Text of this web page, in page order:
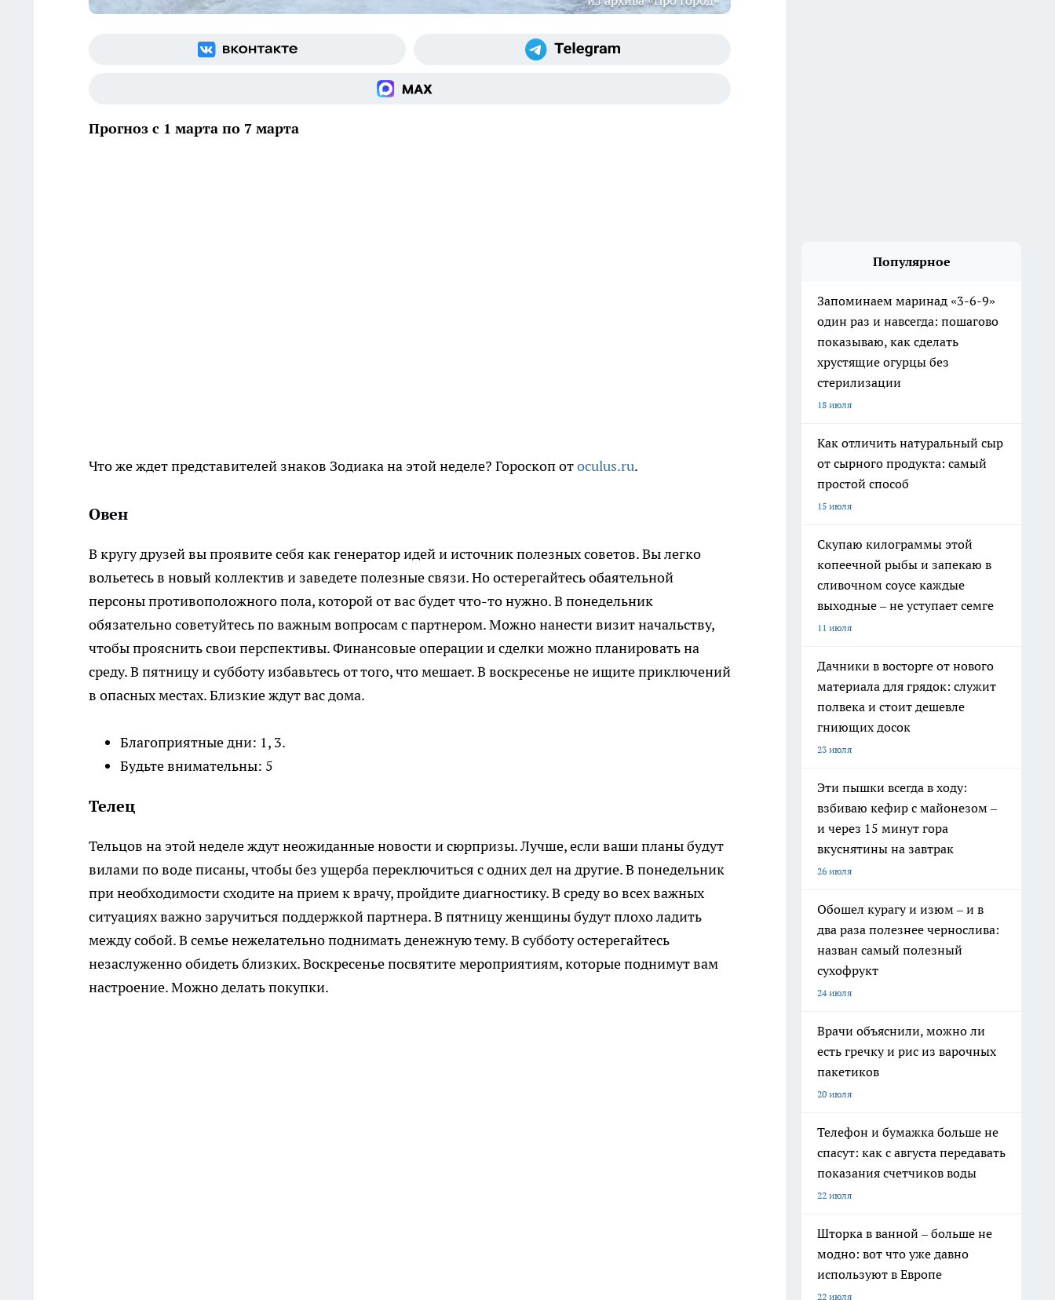
Прогноз с 1 марта по 7 марта
Что же ждет представителей знаков Зодиака на этой неделе? Гороскоп отoculus.ru.
Овен
В кругу друзей вы проявите себя как генератор идей и источник полезных советов. Вы легко
вольетесь в новый коллектив и заведете полезные связи. Но остерегайтесь обаятельной
персоны противоположного пола, которой от вас будет что-то нужно. В понедельник
обязательно советуйтесь по важным вопросам с партнером. Можно нанести визит начальству,
чтобы прояснить свои перспективы. Финансовые операции и сделки можно планировать на
среду. В пятницу и субботу избавьтесь от того, что мешает. В воскресенье не ищите приключений
в опасных местах. Близкие ждут вас дома.
Благоприятные дни: 1, 3.
Будьте внимательны: 5
Телец
Тельцов на этой неделе ждут неожиданные новости и сюрпризы. Лучше, если ваши планы будут
вилами по воде писаны, чтобы без ущерба переключиться с одних дел на другие. В понедельник
при необходимости сходите на прием к врачу, пройдите диагностику. В среду во всех важных
ситуациях важно заручиться поддержкой партнера. В пятницу женщины будут плохо ладить
между собой. В семье нежелательно поднимать денежную тему. В субботу остерегайтесь
незаслуженно обидеть близких. Воскресенье посвятите мероприятиям, которые поднимут вам
настроение. Можно делать покупки.
Популярное
Запоминаем маринад «3-6-9»
один раз и навсегда: пошагово
показываю, как сделать
хрустящие огурцы без
стерилизации
18 июля
Как отличить натуральный сыр
от сырного продукта: самый
простой способ
15 июля
Скупаю килограммы этой
копеечной рыбы и запекаю в
сливочном соусе каждые
выходные – не уступает семге
11 июля
Дачники в восторге от нового
материала для грядок: служит
полвека и стоит дешевле
гниющих досок
23 июля
Эти пышки всегда в ходу:
взбиваю кефир с майонезом –
и через 15 минут гора
вкуснятины на завтрак
26 июля
Обошел курагу и изюм – и в
два раза полезнее чернослива:
назван самый полезный
сухофрукт
24 июля
Врачи объяснили, можно ли
есть гречку и рис из варочных
пакетиков
20 июля
Телефон и бумажка больше не
спасут: как с августа передавать
показания счетчиков воды
22 июля
Шторка в ванной – больше не
модно: вот что уже давно
используют в Европе
22 июля